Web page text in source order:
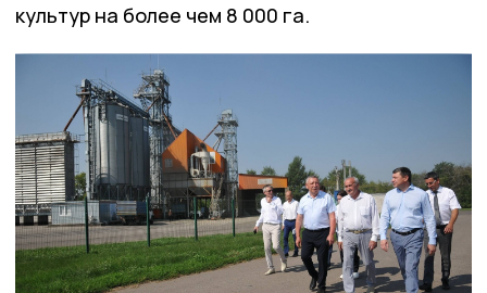
культур на более чем 8 000 га.